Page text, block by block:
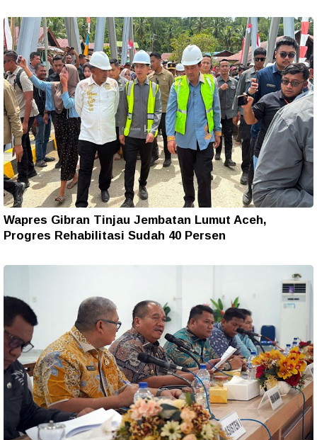
Wapres Gibran Tinjau Jembatan Lumut Aceh,
Progres Rehabilitasi Sudah 40 Persen